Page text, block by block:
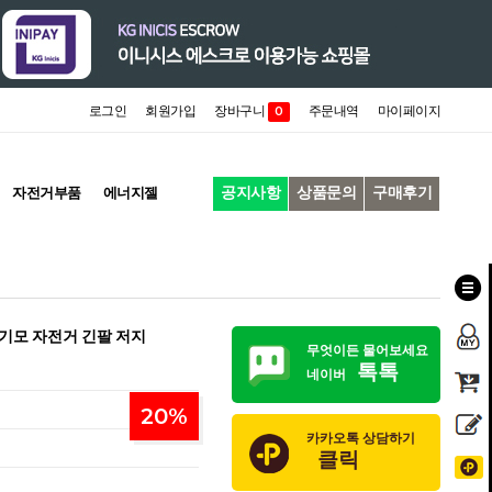
로그인 회원가입 장바구니 0 주문내역 마이페이지
자전거부품 에너지젤 공지사항 상품문의 구매후기
모 자전거 긴팔 저지
20%
무엇이든 물어보세요
네이버
톡톡
카카오톡 상담하기
클릭